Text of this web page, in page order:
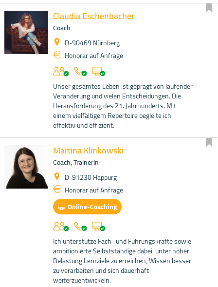
Claudia Eschenbacher
Coach
D-90469 Nürnberg
Honorar auf Anfrage
Unser gesamtes Leben ist geprägt von laufender
Veränderung und vielen Entscheidungen. Die
Herausforderung des 21. Jahrhunderts. Mit
einem vielfältigem Repertoire begleite ich
effektiv und effizient.
Martina Klinkowski
Coach, Trainerin
D-91230 Happurg
Honorar auf Anfrage
Online-Coaching
Ich unterstütze Fach- und Führungskräfte sowie
ambitionierte Selbstständige dabei, unter hoher
Belastung Lernziele zu erreichen, Wissen besser
zu verarbeiten und sich dauerhaft
weiterzuentwickeln.